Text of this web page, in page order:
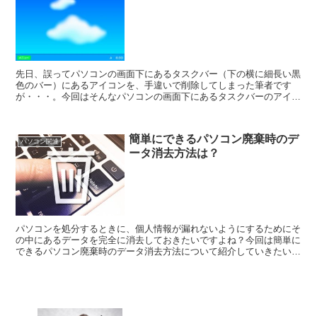
先日、誤ってパソコンの画面下にあるタスクバー（下の横に細長い黒
色のバー）にあるアイコンを、手違いで削除してしまった筆者です
が・・・。今回はそんなパソコンの画面下にあるタスクバーのアイコ
パソコン関連
簡単にできるパソコン廃棄時のデ
ータ消去方法は？
パソコンを処分するときに、個人情報が漏れないようにするためにそ
の中にあるデータを完全に消去しておきたいですよね？今回は簡単に
できるパソコン廃棄時のデータ消去方法について紹介していきたいと